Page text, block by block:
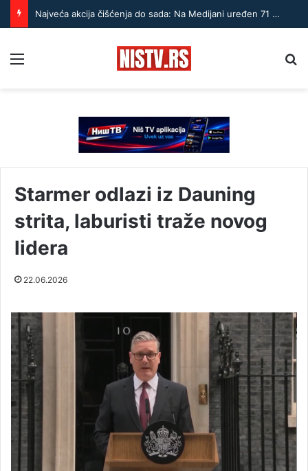
Najveća akcija čišćenja do sada: Na Medijani uređen 71 hektar
Starmer odlazi iz Dauning
strita, laburisti traže novog
lidera
22.06.2026